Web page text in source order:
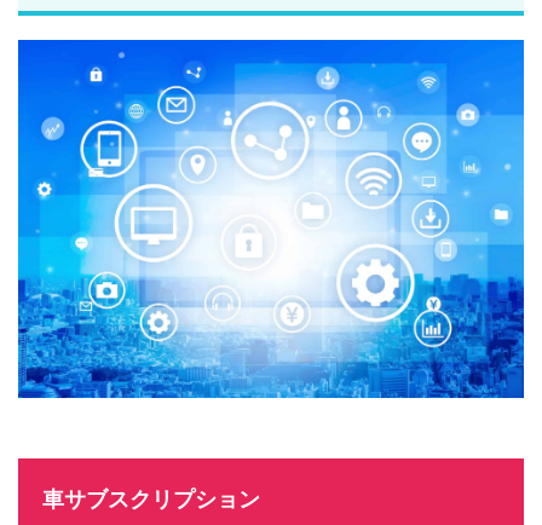
車サブスクリプション